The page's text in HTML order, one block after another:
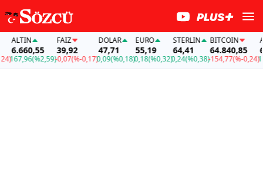
ALTIN
6.660,55
(%2,59)
FAİZ
39,92
-0,07(%-0,17)
DOLAR
47,71
0,09(%0,18)
EURO
55,19
0,18(%0,32)
STERLIN
64,41
0,24(%0,38)
BITCOIN
64.840,85
-154,77(%-0,24)